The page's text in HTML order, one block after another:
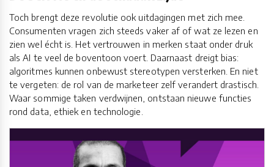
Toch brengt deze revolutie ook uitdagingen met zich mee.
Consumenten vragen zich steeds vaker af of wat ze lezen en
zien wel écht is. Het vertrouwen in merken staat onder druk
als AI te veel de boventoon voert. Daarnaast dreigt bias:
algoritmes kunnen onbewust stereotypen versterken. En niet
te vergeten: de rol van de marketeer zelf verandert drastisch.
Waar sommige taken verdwijnen, ontstaan nieuwe functies
rond data, ethiek en technologie.